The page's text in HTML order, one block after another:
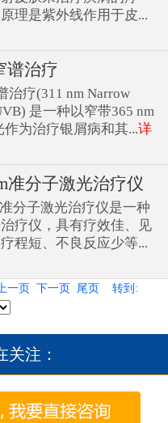
理是紫外线作用于皮...
谱治疗
治疗(311 nm Narrow
是一种以窄带365 nm
作为治疗银屑病和其...详
准分子激光治疗仪
分子激光治疗仪是一种
疗仪，具有疗效佳、见
程短、不良反应少等...
一页 下一页 尾页 转到:
关注：